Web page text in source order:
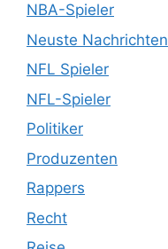
NBA-Spieler
Neuste Nachrichten
NFL Spieler
NFL-Spieler
Politiker
Produzenten
Rappers
Recht